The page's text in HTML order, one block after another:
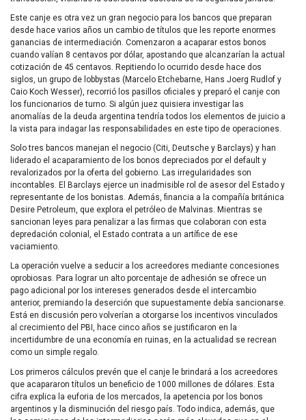
Este canje es otra vez un gran negocio para los bancos que preparan
desde hace varios años un cambio de títulos que les reporte enormes
ganancias de intermediación. Comenzaron a acaparar estos bonos
cuando valían 8 centavos por dólar, apostando que alcanzarían la actual
cotización de 45 centavos. Repitiendo lo ocurrido desde hace dos
siglos, un grupo de lobbystas (Marcelo Etchebarne, Hans Joerg Rudlof y
Caio Koch Wesser), recorrió los pasillos oficiales y preparó el canje con
los funcionarios de turno. Si algún juez quisiera investigar las
anomalías de la deuda argentina tendría todos los elementos de juicio a
la vista para indagar las responsabilidades en este tipo de operaciones.
Solo tres bancos manejan el negocio (Citi, Deutsche y Barclays) y han
liderado el acaparamiento de los bonos depreciados por el default y
revalorizados por la oferta del gobierno. Las irregularidades son
incontables. El Barclays ejerce un inadmisible rol de asesor del Estado y
representante de los bonistas. Además, financia a la compañía británica
Desire Petroleum, que explora el petróleo de Malvinas. Mientras se
sancionan leyes para penalizar a las firmas que colaboran con esta
depredación colonial, el Estado contrata a un artífice de ese
vaciamiento.
La operación vuelve a seducir a los acreedores mediante concesiones
oprobiosas. Para lograr un alto porcentaje de adhesión se ofrece un
pago adicional por los intereses generados desde el intercambio
anterior, premiando la deserción que supuestamente debía sancionarse.
Está en discusión pero volverían a otorgarse los incentivos vinculados
al crecimiento del PBI , hace cinco años se justificaron en la
incertidumbre de una economía en ruinas, en la actualidad se recrean
como un simple regalo.
Los primeros cálculos prevén que el canje le brindará a los acreedores
que acapararon títulos un beneficio de 1000 millones de dólares. Esta
cifra explica la euforia de los mercados, la apetencia por los bonos
argentinos y la disminución del riesgo país. Todo indica, además, que